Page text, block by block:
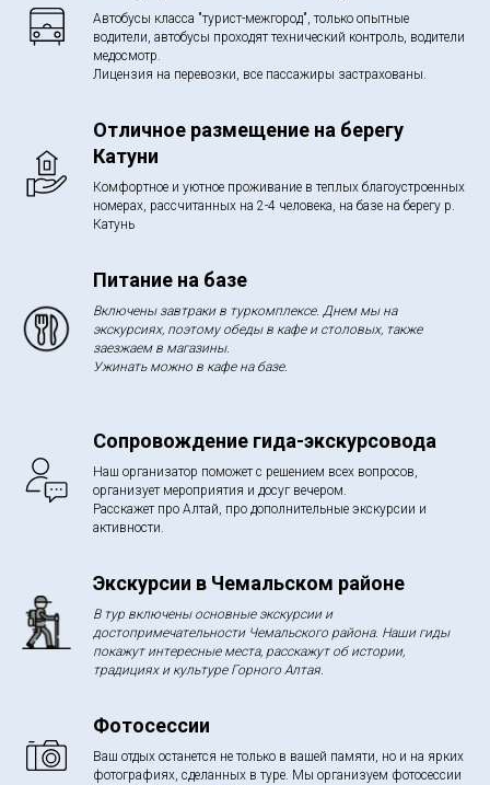
Автобусы класса "турист-межгород", только опытные
водители, автобусы проходят технический контроль, водители
медосмотр.
Лицензия на перевозки, все пассажиры застрахованы.
Отличное размещение на берегу
Катуни
Комфортное и уютное проживание в теплых благоустроенных
номерах, рассчитанных на 2-4 человека, на базе на берегу р.
Катунь
Питание на базе
Включены завтраки в туркомплексе. Днем мы на
экскурсиях, поэтому обеды в кафе и столовых, также
заезжаем в магазины.
Ужинать можно в кафе на базе.
Сопровождение гида-экскурсовода
Наш организатор поможет с решением всех вопросов,
организует мероприятия и досуг вечером.
Расскажет про Алтай, про дополнительные экскурсии и
активности.
Экскурсии в Чемальском районе
В тур включены основные экскурсии и
достопримечательности Чемальского района. Наши гиды
покажут интересные места, расскажут об истории,
традициях и культуре Горного Алтая.
Фотосессии
Ваш отдых останется не только в вашей памяти, но и на ярких
фотографиях, сделанных в туре. Мы организуем фотосессии